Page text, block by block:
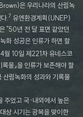
은 우리나라의 산림녹
. 7 유엔환경계획(UNEP)
"50년 전 달 표면 같았던
화 성공은 인류가 하면 할
월 10일 제221차 유네스코
물』을 인류가 보존해야 할
산림녹화의 성과와 기록물
주었고 국·내외에서 높은
상 시기는 광복을 맞이한